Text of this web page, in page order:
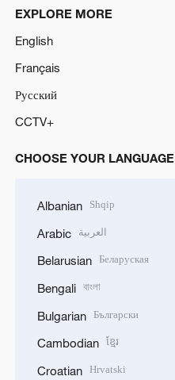
EXPLORE MORE
English
Français
Русский
CCTV+
CHOOSE YOUR LANGUAGE
Albanian Shqip
Arabic العربية
Belarusian Беларуская
Bengali বাংলা
Bulgarian Български
Cambodian ខ្មែរ
Croatian Hrvatski